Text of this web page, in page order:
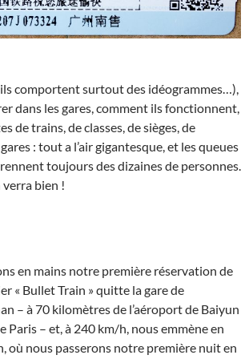
comportent surtout des idéogrammes…),
dans les gares, comment ils fonctionnent,
de trains, de classes, de sièges, de
: tout a l’air gigantesque, et les queues
toujours des dizaines de personnes.
verra bien !
en mains notre première réservation de
« Bullet Train » quitte la gare de
– à 70 kilomètres de l’aéroport de Baiyun
Paris – et, à 240 km/h, nous emmène en
où nous passerons notre première nuit en